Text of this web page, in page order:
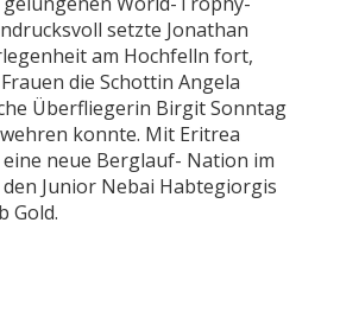
setzte Jonathan
am Hochfelln fort,
die Schottin Angela
Überfliegerin Birgit Sonntag
konnte. Mit Eritrea
neue Berglauf- Nation im
Junior Nebai Habtegiorgis
Gold.